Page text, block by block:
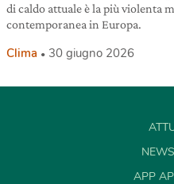
di caldo attuale è la più violenta
contemporanea in Europa.
Clima 30 giugno 2026
APP